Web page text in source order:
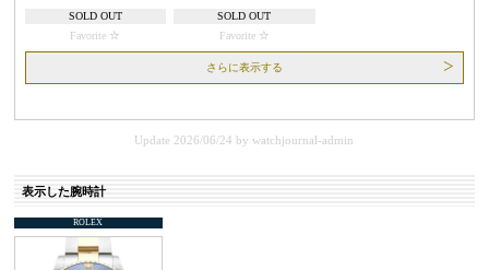
SOLD OUT
Favorite
SOLD OUT
Favorite
さらに表示する
Update 2026/06/24 bywatchjournal-admin
表示した腕時計
ROLEX